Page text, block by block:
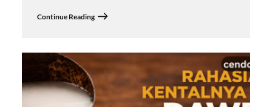
Continue Reading